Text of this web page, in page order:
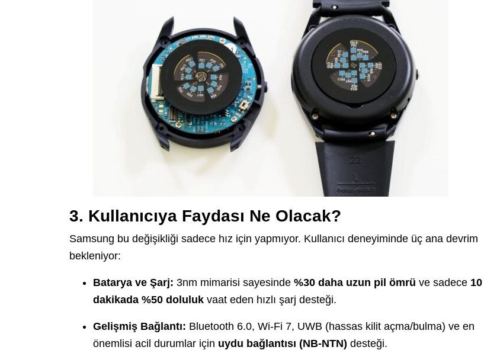
3. Kullanıcıya Faydası Ne Olacak?
Samsung bu değişikliği sadece hız için yapmıyor. Kullanıcı deneyiminde üç ana devrim
bekleniyor:
Batarya ve Şarj: 3nm mimarisi sayesinde %30 daha uzun pil ömrü ve sadece 10
dakikada %50 doluluk vaat eden hızlı şarj desteği.
Gelişmiş Bağlantı: Bluetooth 6.0, Wi-Fi 7, UWB (hassas kilit açma/bulma) ve en
önemlisi acil durumlar için uydu bağlantısı (NB-NTN) desteği.